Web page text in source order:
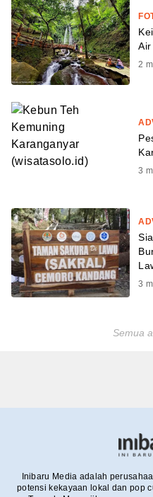
Air
2
3
3
Semua
Inibaru Media adalah
potensi kekayaan lokal dan pop